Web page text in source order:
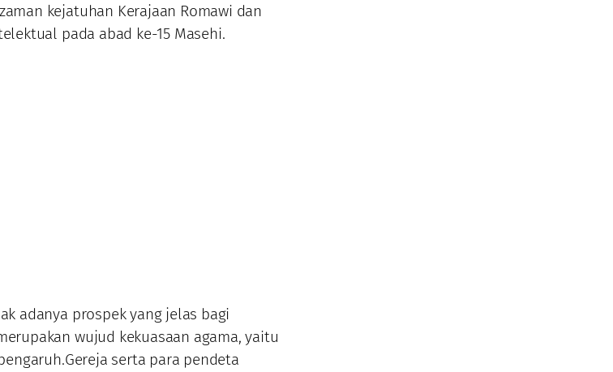
kejatuhan Kerajaan Romawi dan
pada abad ke-15 Masehi.
adanya prospek yang jelas bagi
wujud kekuasaan agama, yaitu
serta para pendeta